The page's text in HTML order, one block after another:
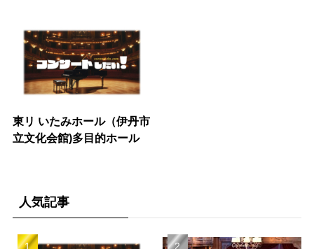
東リ いたみホール（伊丹市
立文化会館)多目的ホール
人気記事